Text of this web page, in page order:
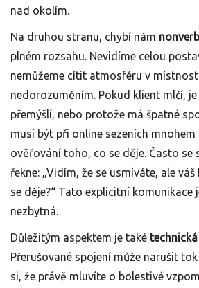
nad okolím.
Na druhou stranu, chybí nám
plném rozsahu. Nevidíme celou
nemůžeme cítit atmosféru v
nedorozuměním. Pokud klient mlčí,
přemýšlí, nebo protože má špatné
musí být při online sezeních
ověřování toho, co se děje. Často se
řekne: „Vidím, že se usmíváte, ale
se děje?“ Tato explicitní komunikace
nezbytná.
Důležitým aspektem je také
Přerušované spojení může narušit
si, že právě mluvíte o bolestivé